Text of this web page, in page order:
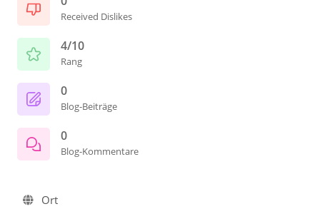
Received Dislikes
4/10
Rang
0
Blog-Beiträge
0
Blog-Kommentare
Ort